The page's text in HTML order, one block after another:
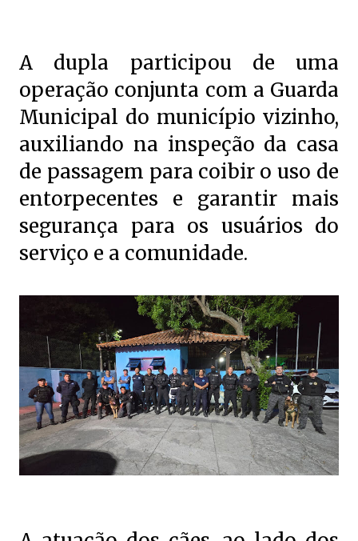
A dupla participou de uma
operação conjunta com a Guarda
Municipal do município vizinho,
auxiliando na inspeção da casa
de passagem para coibir o uso de
entorpecentes e garantir mais
segurança para os usuários do
serviço e a comunidade.